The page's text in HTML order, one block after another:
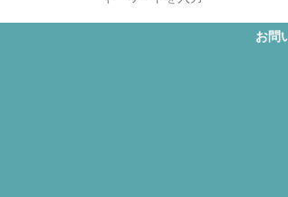
お問い合わせは、